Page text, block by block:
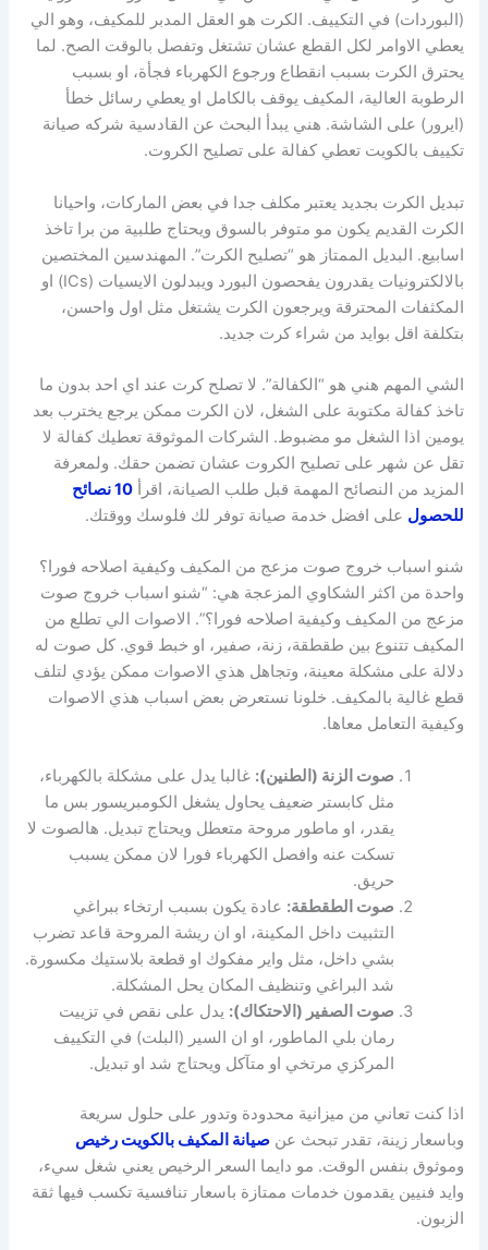
(البوردات) في التكييف. الكرت هو العقل المدبر للمكيف، وهو الي
يعطي الاوامر لكل القطع عشان تشتغل وتفصل بالوقت الصح. لما
يحترق الكرت بسبب انقطاع ورجوع الكهرباء فجأة، او بسبب
الرطوبة العالية، المكيف يوقف بالكامل او يعطي رسائل خطأ
(ايرور) على الشاشة. هني يبدأ البحث عن القادسية شركه صيانة
تكييف بالكويت تعطي كفالة على تصليح الكروت.
تبديل الكرت بجديد يعتبر مكلف جدا في بعض الماركات، واحيانا
الكرت القديم يكون مو متوفر بالسوق ويحتاج طلبية من برا تاخذ
اسابيع. البديل الممتاز هو “تصليح الكرت”. المهندسين المختصين
بالالكترونيات يقدرون يفحصون البورد ويبدلون الايسيات (ICs) او
المكثفات المحترقة ويرجعون الكرت يشتغل مثل اول واحسن،
بتكلفة اقل بوايد من شراء كرت جديد.
الشي المهم هني هو “الكفالة”. لا تصلح كرت عند اي احد بدون ما
تاخذ كفالة مكتوبة على الشغل، لان الكرت ممكن يرجع يخترب بعد
يومين اذا الشغل مو مضبوط. الشركات الموثوقة تعطيك كفالة لا
تقل عن شهر على تصليح الكروت عشان تضمن حقك. ولمعرفة
المزيد من النصائح المهمة قبل طلب الصيانة، اقرأ
10 نصائح
للحصول على افضل خدمة صيانة توفر لك فلوسك ووقتك.
شنو اسباب خروج صوت مزعج من المكيف وكيفية اصلاحه فورا؟
واحدة من اكثر الشكاوي المزعجة هي: “شنو اسباب خروج صوت
مزعج من المكيف وكيفية اصلاحه فورا؟”. الاصوات الي تطلع من
المكيف تتنوع بين طقطقة، زنة، صفير، او خبط قوي. كل صوت له
دلالة على مشكلة معينة، وتجاهل هذي الاصوات ممكن يؤدي لتلف
قطع غالية بالمكيف. خلونا نستعرض بعض اسباب هذي الاصوات
وكيفية التعامل معاها.
صوت الزنة (الطنين): غالبا يدل على مشكلة بالكهرباء،
مثل كابستر ضعيف يحاول يشغل الكومبريسور بس ما
يقدر، او ماطور مروحة متعطل ويحتاج تبديل. هالصوت لا
تسكت عنه وافصل الكهرباء فورا لان ممكن يسبب
حريق.
صوت الطقطقة: عادة يكون بسبب ارتخاء ببراغي
التثبيت داخل المكينة، او ان ريشة المروحة قاعد تضرب
بشي داخل، مثل واير مفكوك او قطعة بلاستيك مكسورة.
شد البراغي وتنظيف المكان يحل المشكلة.
صوت الصفير (الاحتكاك): يدل على نقص في تزييت
رمان بلي الماطور، او ان السير (البلت) في التكييف
المركزي مرتخي او متآكل ويحتاج شد او تبديل.
اذا كنت تعاني من ميزانية محدودة وتدور على حلول سريعة
وباسعار زينة، تقدر تبحث عنصيانة المكيف بالكويت رخيص
وموثوق بنفس الوقت. مو دايما السعر الرخيص يعني شغل سيء،
وايد فنيين يقدمون خدمات ممتازة باسعار تنافسية تكسب فيها ثقة
الزبون.